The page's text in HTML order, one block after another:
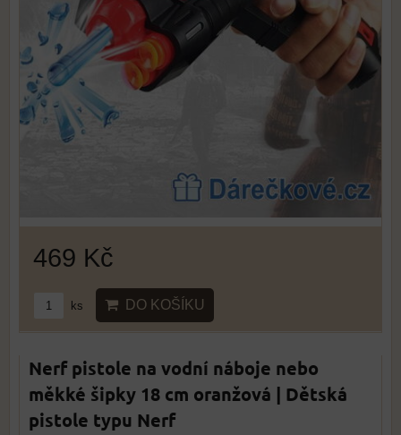
469 Kč
ks DO KOŠÍKU
Nerf pistole na vodní náboje nebo
měkké šipky 18 cm oranžová | Dětská
pistole typu Nerf